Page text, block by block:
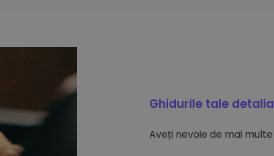
Ghidurile tale
Aveți nevoie de mai